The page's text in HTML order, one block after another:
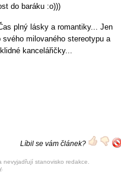
do baráku :o)))
plný lásky a romantiky... Jen
milovaného stereotypu a
kancelářičky...
Líbil se vám článek?
stanovisko redakce.
.